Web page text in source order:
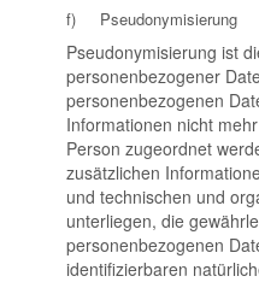
f) Pseudonymisierung
Pseudonymisierung ist
personenbezogener
personenbezogenen
Informationen nicht
Person zugeordnet
zusätzlichen
und technischen und
unterliegen, die
personenbezogenen
identifizierbaren